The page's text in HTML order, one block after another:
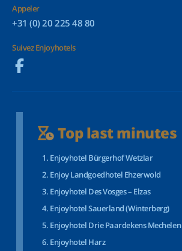
Appeler
+31 (0) 20 225 48 80
Suivez Enjoyhotels
Top last minutes
Enjoyhotel Bürgerhof Wetzlar
Enjoy Landgoedhotel Ehzerwold
Enjoyhotel Des Vosges – Elzas
Enjoyhotel Sauerland (Winterberg)
Enjoyhotel Drie Paardekens Mechelen
Enjoyhotel Harz